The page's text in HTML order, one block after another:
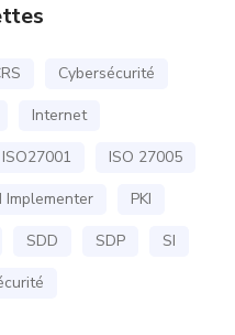
Cybersécurité
Internet
ISO27001
ISO 27005
Implementer
PKI
SDD SDP
SI